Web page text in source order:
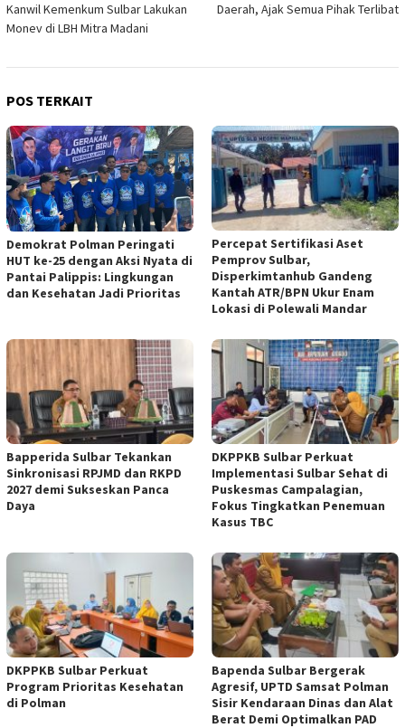
Kanwil Kemenkum Sulbar Lakukan
Monev di LBH Mitra Madani
Daerah, Ajak Semua Pihak Terlibat
POS TERKAIT
Demokrat Polman Peringati
HUT ke-25 dengan Aksi Nyata di
Pantai Palippis: Lingkungan
dan Kesehatan Jadi Prioritas
Percepat Sertifikasi Aset
Pemprov Sulbar,
Disperkimtanhub Gandeng
Kantah ATR/BPN Ukur Enam
Lokasi di Polewali Mandar
Bapperida Sulbar Tekankan
Sinkronisasi RPJMD dan RKPD
2027 demi Sukseskan Panca
Daya
DKPPKB Sulbar Perkuat
Implementasi Sulbar Sehat di
Puskesmas Campalagian,
Fokus Tingkatkan Penemuan
Kasus TBC
DKPPKB Sulbar Perkuat
Program Prioritas Kesehatan
di Polman
Bapenda Sulbar Bergerak
Agresif, UPTD Samsat Polman
Sisir Kendaraan Dinas dan Alat
Berat Demi Optimalkan PAD